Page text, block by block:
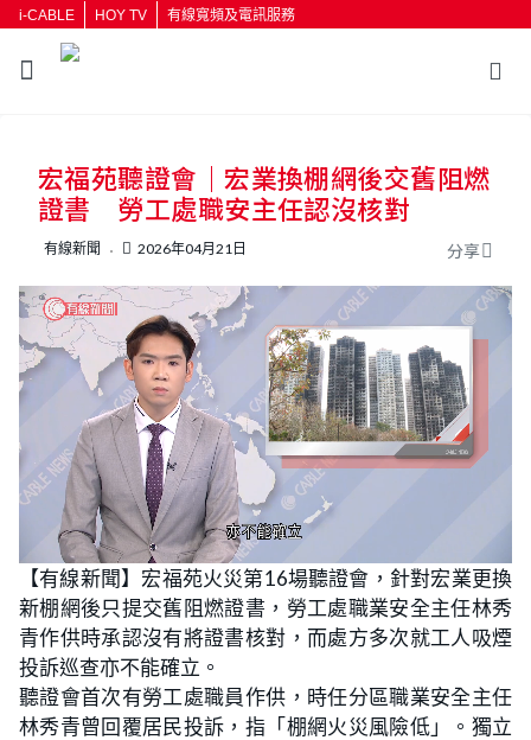
i-CABLE HOY TV 有線寬頻及電訊服務
按輸入鍵開始搜尋
宏福苑聽證會｜宏業換棚網後交舊阻燃
證書 勞工處職安主任認沒核對
有線新聞 2026年04月21日 分享
U
n
m
t
e
L
o
a
d
e
d
:
3
1
.
4
8
%
【有線新聞】宏福苑火災第16場聽證會，針對宏業更換
新棚網後只提交舊阻燃證書，勞工處職業安全主任林秀
青作供時承認沒有將證書核對，而處方多次就工人吸煙
投訴巡查亦不能確立。
聽證會首次有勞工處職員作供，時任分區職業安全主任
林秀青曾回覆居民投訴，指「棚網火災風險低」。獨立